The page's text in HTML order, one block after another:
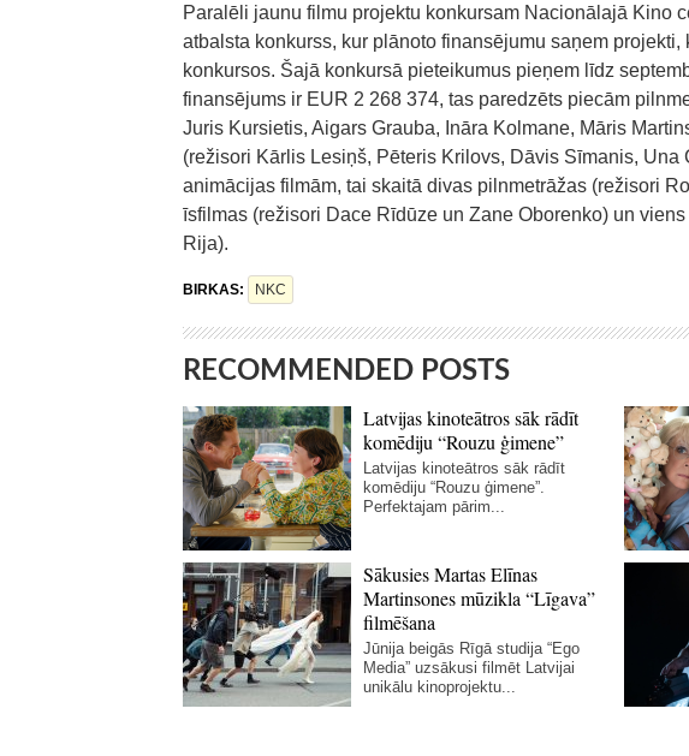
Paralēli jaunu filmu projektu konkursam Nacionālajā Kino
atbalsta konkurss, kur plānoto finansējumu saņem
konkursos. Šajā konkursā pieteikumus pieņem līdz
finansējums ir EUR 2 268 374, tas paredzēts piecām
Juris Kursietis, Aigars Grauba, Ināra Kolmane, Māris
(režisori Kārlis Lesiņš, Pēteris Krilovs, Dāvis Sīmanis,
animācijas filmām, tai skaitā divas pilnmetrāžas (režisori
īsfilmas (režisori Dace Rīdūze un Zane Oborenko) un
Rija).
BIRKAS: NKC
RECOMMENDED POSTS
Latvijas kinoteātros sāk rādīt
komēdiju “Rouzu ģimene”
Latvijas kinoteātros sāk rādīt
komēdiju “Rouzu ģimene”.
Perfektajam pārim...
Sākusies Martas Elīnas
Martinsones mūzikla “Līgava”
filmēšana
Jūnija beigās Rīgā studija “Ego
Media” uzsākusi filmēt Latvijai
unikālu kinoprojektu...